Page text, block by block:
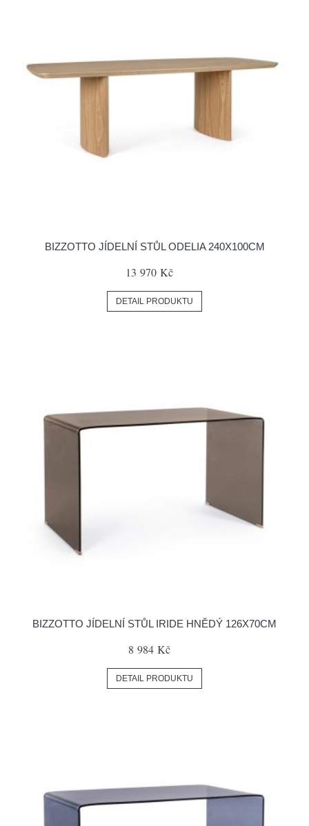
BIZZOTTO JÍDELNÍ STŮL ODELIA 240X100CM
13 970 Kč
DETAIL PRODUKTU
BIZZOTTO JÍDELNÍ STŮL IRIDE HNĚDÝ 126X70CM
8 984 Kč
DETAIL PRODUKTU